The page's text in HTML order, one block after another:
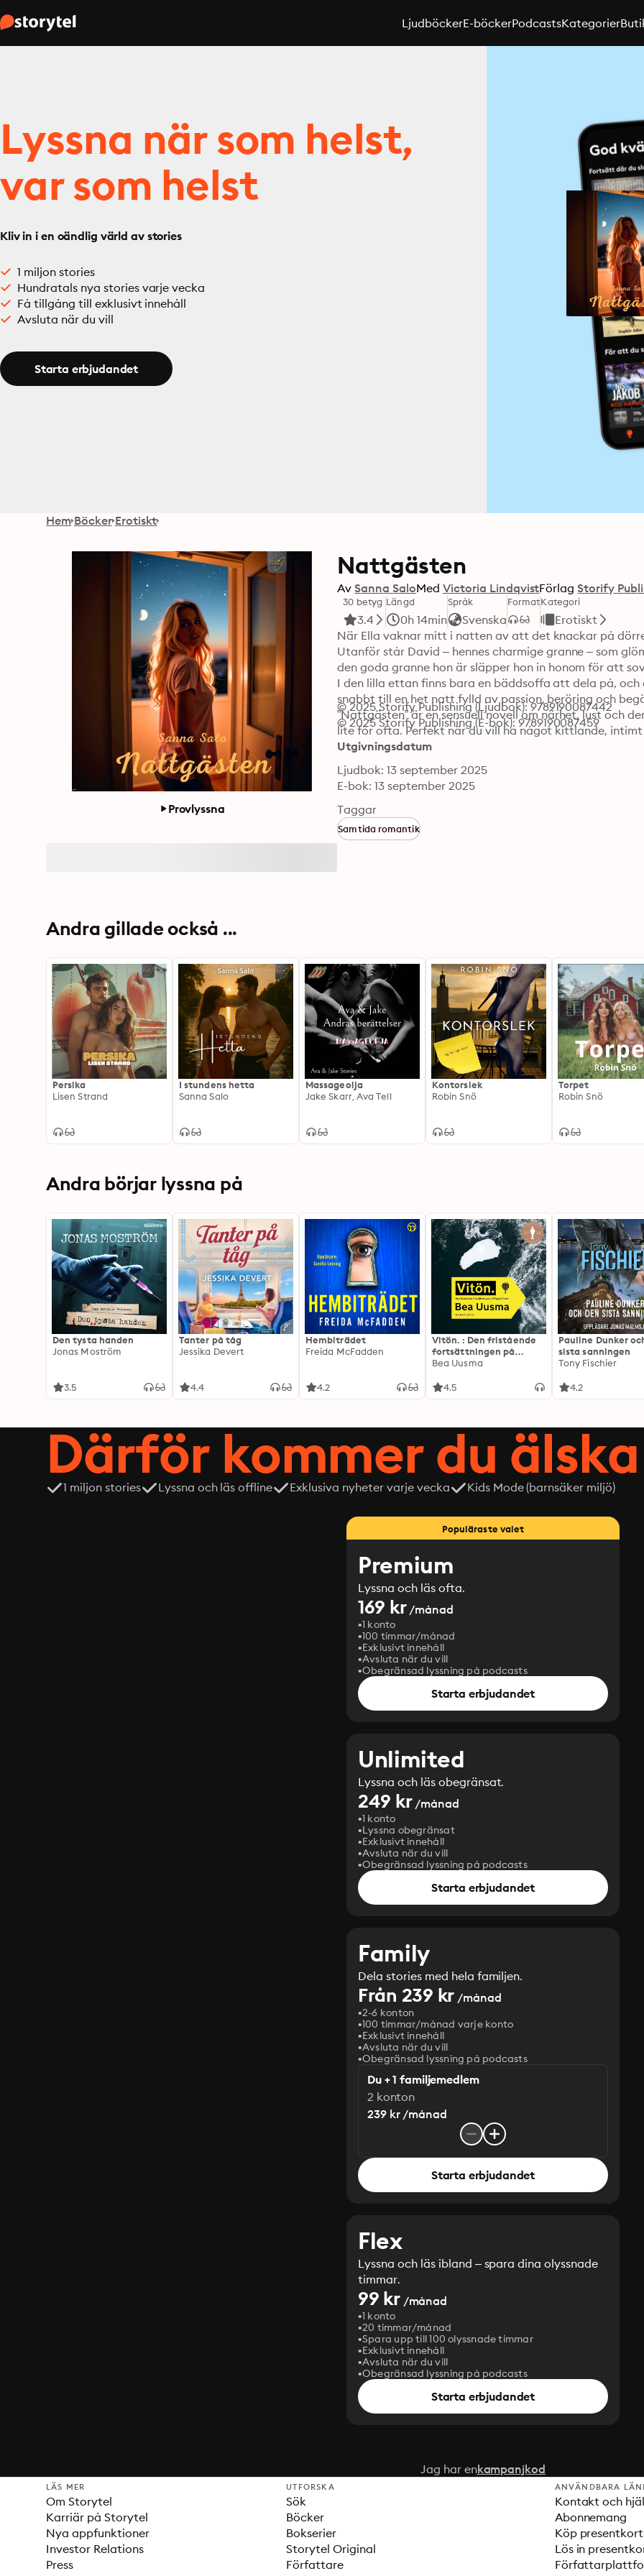
LjudböckerE-böckerPodcastsKategorier
Lyssna när som helst,
var som helst
Kliv in i en oändlig värld av stories
1 miljon stories
Hundratals nya stories varje vecka
Få tillgång till exklusivt innehåll
Avsluta när du vill
Starta erbjudandet
Hem Böcker Erotiskt
Provlyssna
Nattgästen
Av Sanna SaloMed Victoria LindqvistFörlag Storify
30 betyg
3.4
Längd
0h 14min
Språk
Svenska
FormatKategori
Erotiskt
När Ella vaknar mitt i natten av att det knackar på
Utanför står David – hennes charmige granne – som
den goda granne hon är släpper hon in honom för att
I den lilla ettan finns bara en bäddsoffa att dela på,
snabbt till en het natt fylld av passion, beröring och
”Nattgästen” är en sensuell novell om närhet, lust och
lite för ofta. Perfekt när du vill ha något kittlande,
© 2025 Storify Publishing (Ljudbok): 9789190087442
© 2025 Storify Publishing (E-bok): 9789190087459
Utgivningsdatum
Ljudbok: 13 september 2025
E-bok: 13 september 2025
Taggar
Samtida romantik
Andra gillade också ...
Persika
Lisen Strand
I stundens hetta
Sanna Salo
Massageolja
Jake Skarr, Ava Tell
Kontorslek
Robin Snö
Torpet
Robin Snö
Andra börjar lyssna på
Den tysta handen
Jonas Moström
3.5
Tanter på tåg
Jessika Devert
4.4
Hembiträdet
Freida McFadden
4.2
Vitön. : Den fristående
fortsättningen på
Expeditionen
Bea Uusma
4.5
Pauline Dunker
sista sanningen
Tony Fischier
4.2
Därför kommer du
1 miljon stories Lyssna och läs offline Exklusiva nyheter varje vecka Kids Mode (barnsäker miljö)
Populäraste valet
Premium
Lyssna och läs ofta.
169 kr/månad
1 konto
100 timmar/månad
Exklusivt innehåll
Avsluta när du vill
Obegränsad lyssning på podcasts
Starta erbjudandet
Unlimited
Lyssna och läs obegränsat.
249 kr/månad
1 konto
Lyssna obegränsat
Exklusivt innehåll
Avsluta när du vill
Obegränsad lyssning på podcasts
Starta erbjudandet
Family
Dela stories med hela familjen.
Från 239 kr /månad
2-6 konton
100 timmar/månad varje konto
Exklusivt innehåll
Avsluta när du vill
Obegränsad lyssning på podcasts
Du + 1 familjemedlem
2 konton
239 kr /månad
Starta erbjudandet
Flex
Lyssna och läs ibland – spara dina olyssnade
timmar.
99 kr/månad
1 konto
20 timmar/månad
Spara upp till 100 olyssnade timmar
Exklusivt innehåll
Avsluta när du vill
Obegränsad lyssning på podcasts
Starta erbjudandet
Jag har enkampanjkod
LÄS MER
Om Storytel
Karriär på Storytel
Nya appfunktioner
Investor Relations
Press
UTFORSKA
Sök
Böcker
Bokserier
Storytel Original
Författare
ANVÄNDBARA
Kontakt och
Abonnemang
Köp presentkort
Lös in